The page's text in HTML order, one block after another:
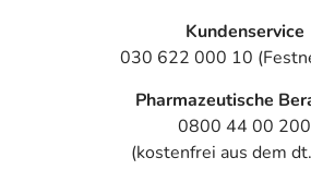
Kundenservice
030 622 000 10
Pharmazeutische
0800 44 00 200
(kostenfrei aus dem